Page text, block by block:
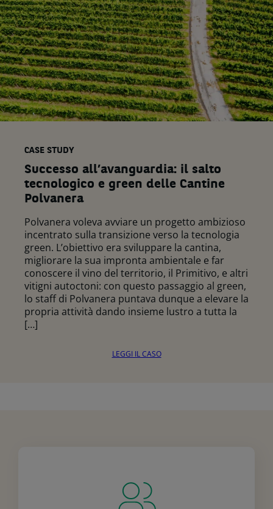
CASE STUDY
Successo all’avanguardia: il salto
tecnologico e green delle Cantine
Polvanera
Polvanera voleva avviare un progetto ambizioso
incentrato sulla transizione verso la tecnologia
green. L’obiettivo era sviluppare la cantina,
migliorare la sua impronta ambientale e far
conoscere il vino del territorio, il Primitivo, e altri
vitigni autoctoni: con questo passaggio al green,
lo staff di Polvanera puntava dunque a elevare la
propria attività dando insieme lustro a tutta la
[…]
LEGGI IL CASO